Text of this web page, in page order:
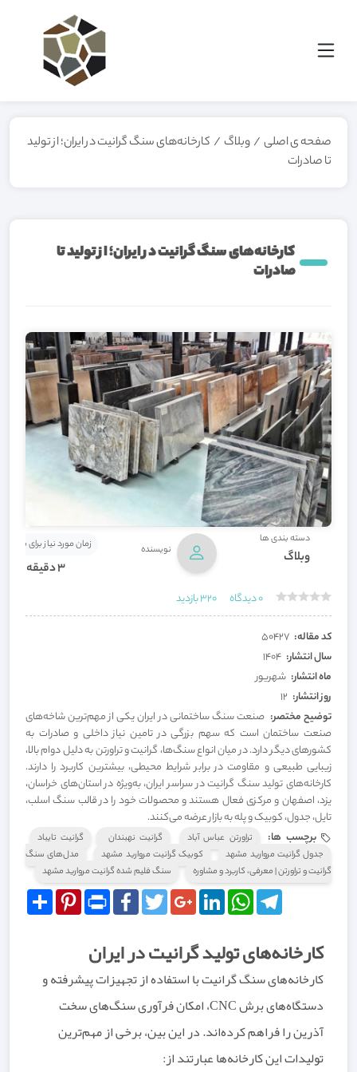
صفحه ی اصلی / وبلاگ / کارخانه‌های سنگ گرانیت در ایران؛ از تولید
تا صادرات
کارخانه‌های سنگ گرانیت در ایران؛ از تولید تا
صادرات
دسته بندی ها
وبلاگ نویسنده زمان مورد نیاز برای مطالعه
3 دقیقه
0دیدگاه 320بازدید
کد مقاله: 50427
سال انتشار: 1404
ماه انتشار: شهریور
روز انتشار: 12
توضیح مختصر: صنعت سنگ ساختمانی در ایران یکی از مهم‌ترین شاخه‌های
صنعت ساختمان است که سهم بزرگی در تامین نیاز داخلی و صادرات به
کشورهای دیگر دارد. در میان انواع سنگ‌ها، گرانیت و تراورتن به دلیل دوام بالا،
زیبایی طبیعی و مقاومت در برابر شرایط محیطی، بیشترین کاربرد را دارند.
کارخانه‌های تولید سنگ گرانیت در سراسر ایران، به‌ویژه در استان‌های خراسان،
یزد، اصفهان و مرکزی فعال هستند و محصولات خود را در قالب سنگ اسلب،
تایل، جدول، کوبیک و پله به بازار عرضه می‌کنند.
برچسب ها:
تراورتن عباس آباد گرانیت نهبندان
گرانیت تایباد
جدول گرانیت مروارید مشهد
کوبیک گرانیت مروارید مشهد
مدل‌های سنگ
گرانیت و تراورتن | معرفی، کاربرد و مشاوره
سنگ فلیم شده گرانیت مروارید مشهد
Share
Pinterest Print
FacebookTwitterGoogle+LinkedIn
WhatsAppTelegram
کارخانه‌های تولید گرانیت در ایران
کارخانه‌های سنگ گرانیت با استفاده از تجهیزات پیشرفته و
دستگاه‌های برش CNC، امکان فرآوری سنگ‌های سخت
آذرین را فراهم کرده‌اند. در این بین، برخی از مهم‌ترین
تولیدات این کارخانه‌ها عبارتند از: